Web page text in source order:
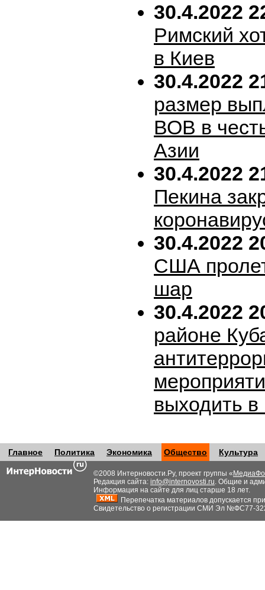
30.4.2022
Римский
в Киев
30.4.2022
размер
ВОВ в
Азии
30.4.2022
Пекина
30.4.2022
США
шар
30.4.2022
районе
выходить
Главное Политика Экономика Общество Культура
©2008 Интерновости.Ру, проект группы «
Редакция сайта: info@internovosti.ru. Общие и
Информация на сайте для лиц старше 18 лет.
Перепечатка материалов допускается
Свидетельство о регистрации СМИ Эл №ФС77-